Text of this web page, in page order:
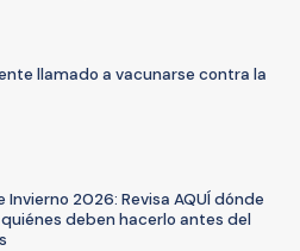
llamado a vacunarse contra la
Invierno 2026: Revisa AQUÍ dónde
deben hacerlo antes del